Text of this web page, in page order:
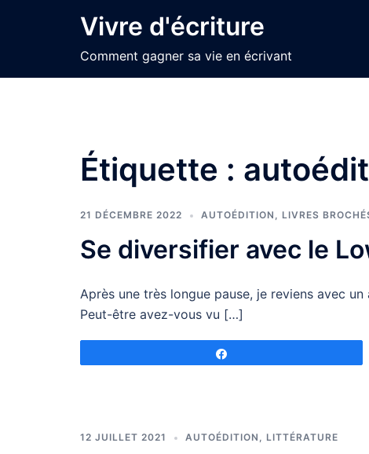
Vivre d'écriture
Comment gagner sa vie en écrivant
Étiquette :
21 DÉCEMBRE 2022 AUTOÉDITION , LIVRES
Se diversifier avec le
Après une très longue pause, je reviens avec
Peut-être avez-vous vu […]
12 JUILLET 2021 AUTOÉDITION , LITTÉRATURE